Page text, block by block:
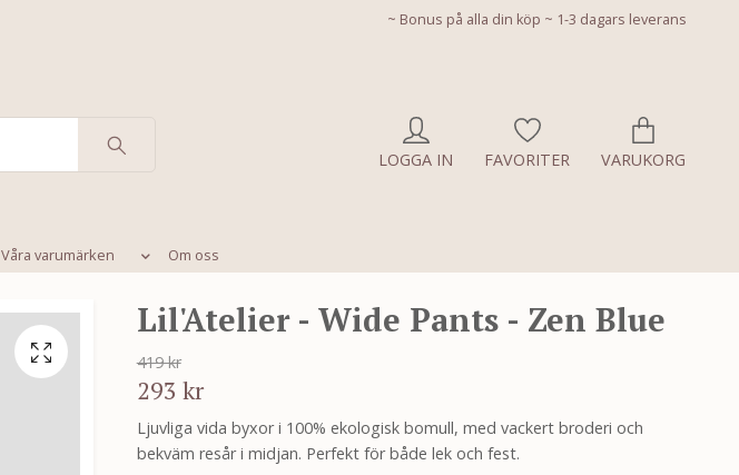
~ Bonus på alla din köp ~ 1-3 dagars leverans
LOGGA IN FAVORITER VARUKORG
Våra varumärken Om oss
Lil'Atelier - Wide Pants - Zen Blue
419 kr
293 kr
Ljuvliga vida byxor i 100% ekologisk bomull, med vackert broderi och
bekväm resår i midjan. Perfekt för både lek och fest.